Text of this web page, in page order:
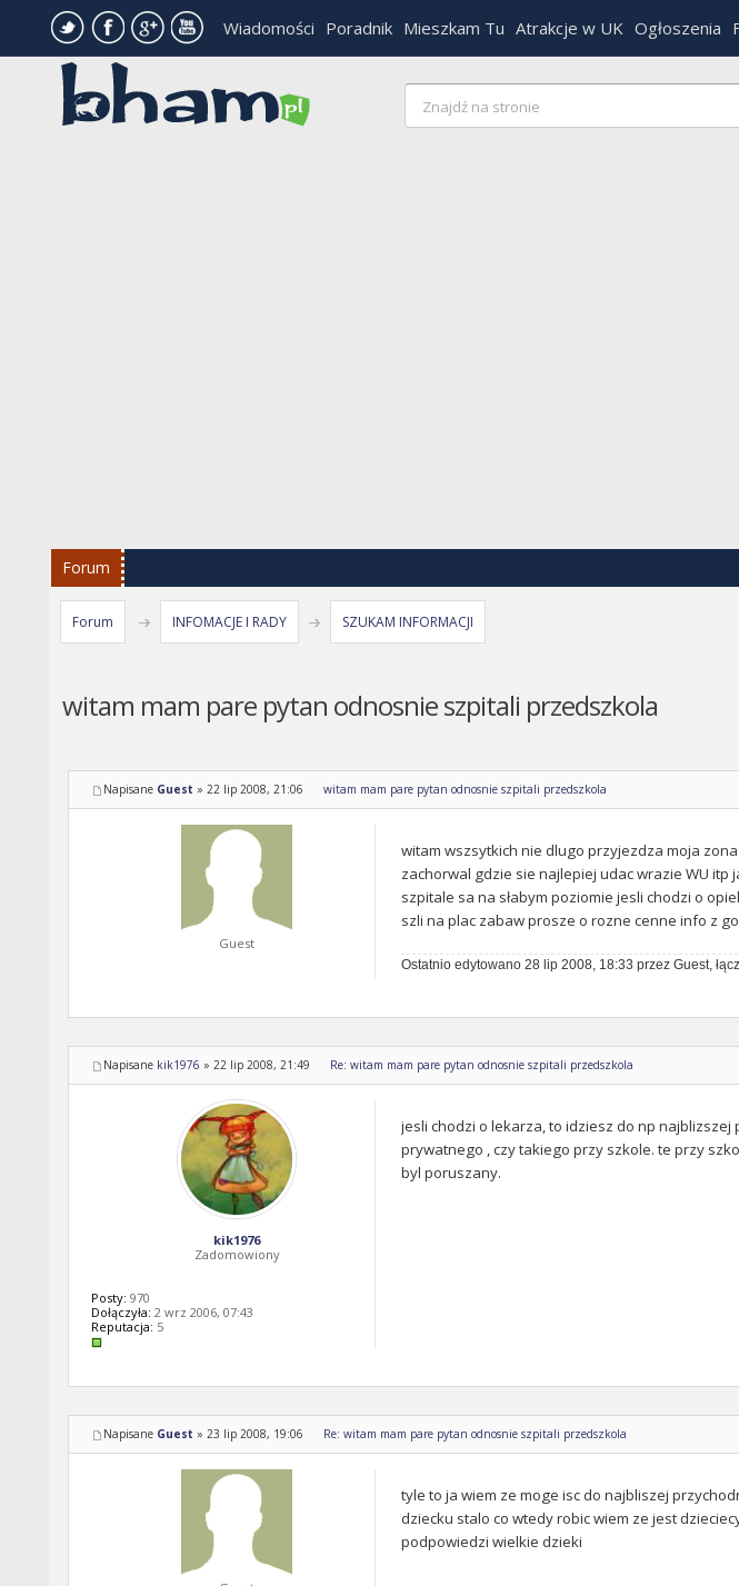
Wiadomości Poradnik Mieszkam Tu Atrakcje w UK Ogłoszenia
Forum
Forum INFOMACJE I RADY SZUKAM INFORMACJI
witam mam pare pytan odnosnie szpitali przedszkola
Napisane Guest » 22 lip 2008, 21:06 witam mam pare pytan odnosnie szpitali przedszkola
witam wszsytkich nie dlugo przyjezdza moja
zachorwal gdzie sie najlepiej udac wrazie WU
szpitale sa na słabym poziomie jesli chodzi o
szli na plac zabaw prosze o rozne cenne info z
Ostatnio edytowano 28 lip 2008, 18:33 przez Guest,
Guest
Napisane kik1976 » 22 lip 2008, 21:49 Re: witam mam pare pytan odnosnie szpitali przedszkola
jesli chodzi o lekarza, to idziesz do np
prywatnego , czy takiego przy szkole. te przy
byl poruszany.
kik1976
Zadomowiony
Posty: 970
Dołączyła: 2 wrz 2006, 07:43
Reputacja: 5
Napisane Guest » 23 lip 2008, 19:06 Re: witam mam pare pytan odnosnie szpitali przedszkola
tyle to ja wiem ze moge isc do najbliszej
dziecku stalo co wtedy robic wiem ze jest
podpowiedzi wielkie dzieki